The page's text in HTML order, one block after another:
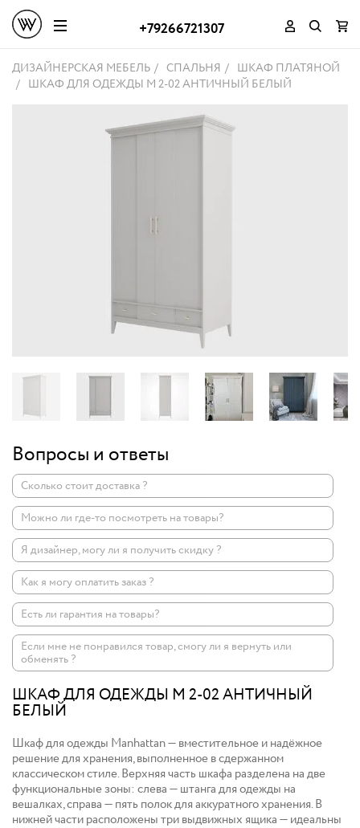
+79266721307
ДИЗАЙНЕРСКАЯ МЕБЕЛЬ СПАЛЬНЯ
ШКАФ ПЛАТЯНОЙ
ШКАФ ДЛЯ ОДЕЖДЫ M 2-02 АНТИЧНЫЙ БЕЛЫЙ
Вопросы и ответы
Сколько стоит доставка ?
Можно ли где-то посмотреть на товары?
Я дизайнер, могу ли я получить скидку ?
Как я могу оплатить заказ ?
Есть ли гарантия на товары?
Если мне не понравился товар, смогу ли я вернуть или
обменять ?
ШКАФ ДЛЯ ОДЕЖДЫ M 2-02 АНТИЧНЫЙ
БЕЛЫЙ
Шкаф для одежды Manhattan — вместительное и надёжное
решение для хранения, выполненное в сдержанном
классическом стиле. Верхняя часть шкафа разделена на две
функциональные зоны: слева — штанга для одежды на
вешалках, справа — пять полок для аккуратного хранения. В
нижней части расположены три выдвижных ящика — идеальны